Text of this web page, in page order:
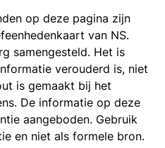
op deze pagina zijn
van NS.
samengesteld. Het is
verouderd is, niet
is gemaakt bij het
De informatie op deze
aangeboden. Gebruik
en niet als formele bron.